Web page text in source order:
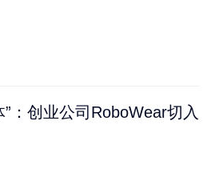
：创业公司RoboWear切入